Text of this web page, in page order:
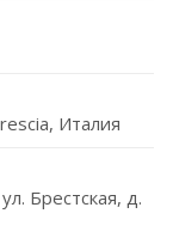
Италия
Брестская, д.